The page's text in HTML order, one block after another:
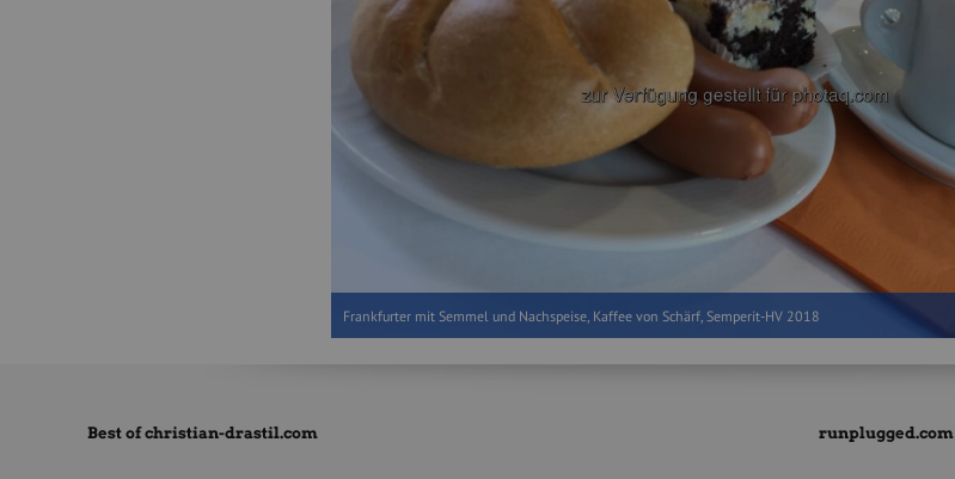
Frankfurter mit Semmel und Nachspeise, Kaffee von Schärf, Semperit-HV 2018
Best of christian-drastil.com runplugged.com